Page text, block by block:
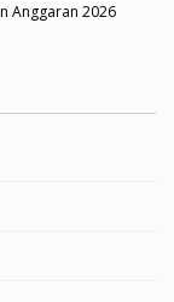
Anggaran 2026